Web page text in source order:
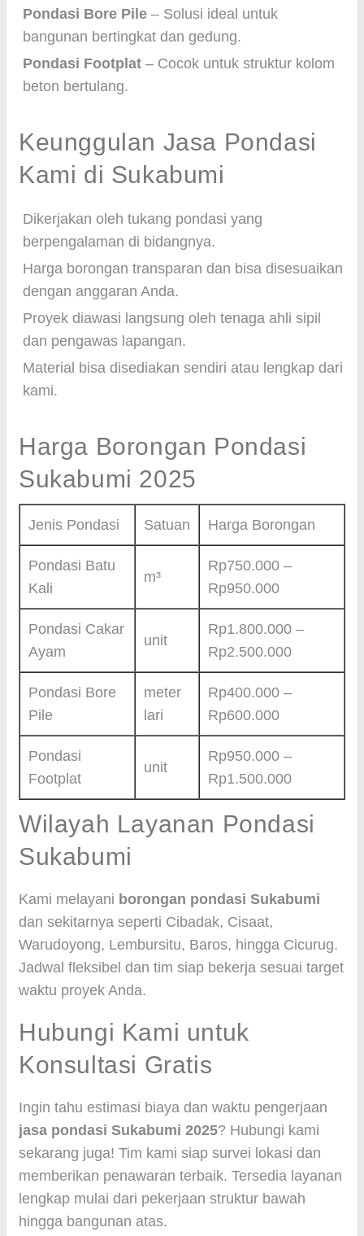
Pondasi Bore Pile – Solusi ideal untuk
bangunan bertingkat dan gedung.
Pondasi Footplat – Cocok untuk struktur kolom
beton bertulang.
Keunggulan Jasa Pondasi
Kami di Sukabumi
Dikerjakan oleh tukang pondasi yang
berpengalaman di bidangnya.
Harga borongan transparan dan bisa disesuaikan
dengan anggaran Anda.
Proyek diawasi langsung oleh tenaga ahli sipil
dan pengawas lapangan.
Material bisa disediakan sendiri atau lengkap dari
kami.
Harga Borongan Pondasi
Sukabumi 2025
Jenis Pondasi Satuan Harga Borongan
Pondasi Batu
Kali
m³
Rp750.000 –
Rp950.000
Pondasi Cakar
Ayam
unit
Rp1.800.000 –
Rp2.500.000
Pondasi Bore
Pile
meter
lari
Rp400.000 –
Rp600.000
Pondasi
Footplat
unit
Rp950.000 –
Rp1.500.000
Wilayah Layanan Pondasi
Sukabumi
Kami melayani borongan pondasi Sukabumi
dan sekitarnya seperti Cibadak, Cisaat,
Warudoyong, Lembursitu, Baros, hingga Cicurug.
Jadwal fleksibel dan tim siap bekerja sesuai target
waktu proyek Anda.
Hubungi Kami untuk
Konsultasi Gratis
Ingin tahu estimasi biaya dan waktu pengerjaan
jasa pondasi Sukabumi 2025? Hubungi kami
sekarang juga! Tim kami siap survei lokasi dan
memberikan penawaran terbaik. Tersedia layanan
lengkap mulai dari pekerjaan struktur bawah
hingga bangunan atas.